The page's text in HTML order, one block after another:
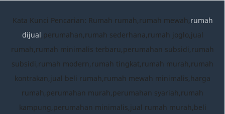
Kata Kunci Pencarian: Rumah rumah,rumah mewah,rumah
dijual,perumahan,rumah sederhana,rumah joglo,jual
rumah,rumah minimalis terbaru,perumahan subsidi,rumah
subsidi,rumah modern,rumah tingkat,rumah murah,rumah
kontrakan,jual beli rumah,rumah mewah minimalis,harga
rumah,perumahan murah,perumahan syariah,rumah
kampung,perumahan minimalis,jual rumah murah,beli